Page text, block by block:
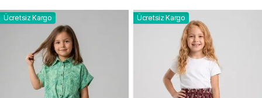
Ücretsiz Kargo Ücretsiz Kargo